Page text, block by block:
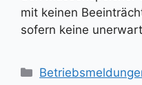
mit keinen
sofern keine
Kategorien